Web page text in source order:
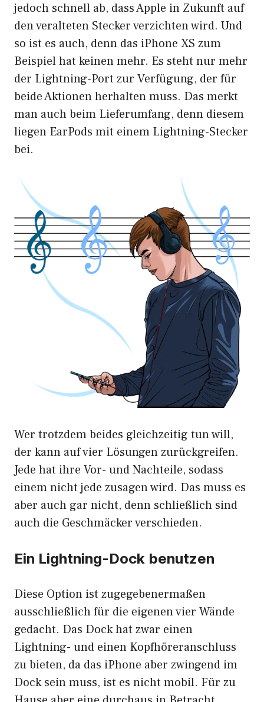
jedoch schnell ab, dass Apple in Zukunft auf
den veralteten Stecker verzichten wird. Und
so ist es auch, denn das iPhone XS zum
Beispiel hat keinen mehr. Es steht nur mehr
der Lightning-Port zur Verfügung, der für
beide Aktionen herhalten muss. Das merkt
man auch beim Lieferumfang, denn diesem
liegen EarPods mit einem Lightning-Stecker
bei.
Wer trotzdem beides gleichzeitig tun will,
der kann auf vier Lösungen zurückgreifen.
Jede hat ihre Vor- und Nachteile, sodass
einem nicht jede zusagen wird. Das muss es
aber auch gar nicht, denn schließlich sind
auch die Geschmäcker verschieden.
Ein Lightning-Dock benutzen
Diese Option ist zugegebenermaßen
ausschließlich für die eigenen vier Wände
gedacht. Das Dock hat zwar einen
Lightning- und einen Kopfhöreranschluss
zu bieten, da das iPhone aber zwingend im
Dock sein muss, ist es nicht mobil. Für zu